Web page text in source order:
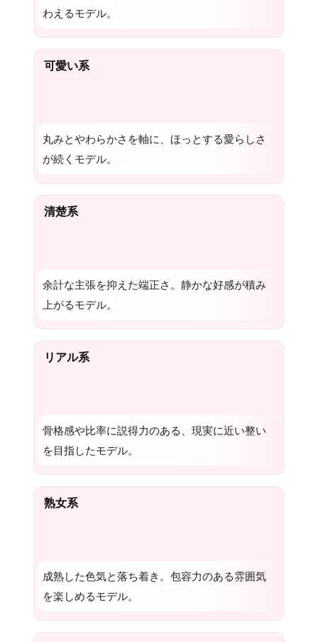
わえるモデル。
可愛い系
丸みとやわらかさを軸に、ほっとする愛らしさ
が続くモデル。
清楚系
余計な主張を抑えた端正さ。静かな好感が積み
上がるモデル。
リアル系
骨格感や比率に説得力のある、現実に近い整い
を目指したモデル。
熟女系
成熟した色気と落ち着き。包容力のある雰囲気
を楽しめるモデル。